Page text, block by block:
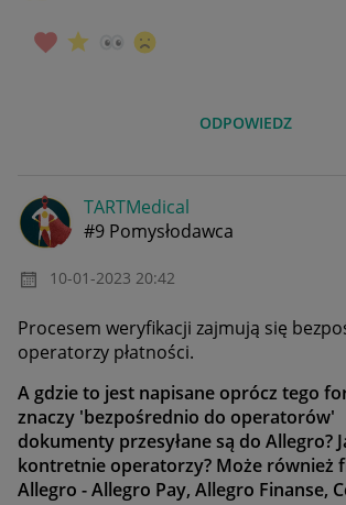
ODPOWIEDZ
TARTMedical
#9 Pomysłodawca
‎10-01-2023 20:42
Procesem weryfikacji zajmują się
operatorzy płatności.
A gdzie to jest napisane oprócz tego
znaczy 'bezpośrednio do
dokumenty przesyłane są do Allegro?
kontretnie operatorzy? Może również
Allegro - Allegro Pay, Allegro Finanse,